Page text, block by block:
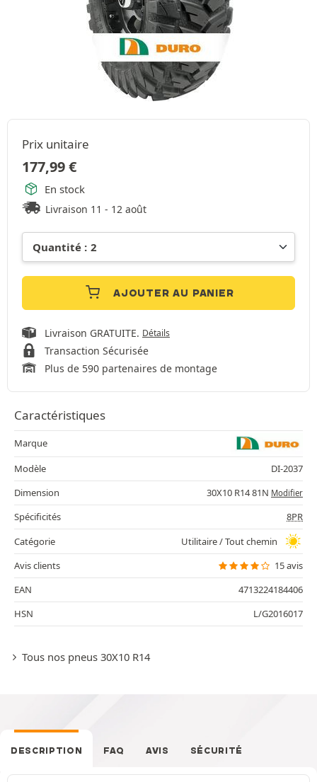
Prix unitaire
177,99€
En stock
Livraison 11 - 12 août
AJOUTER AU PANIER
Livraison GRATUITE. Détails
Transaction Sécurisée
Plus de 590 partenaires de montage
Caractéristiques
Marque
Modèle
DI-2037
Dimension
30X10 R14 81N Modifier
Spécificités
8PR
Catégorie
Utilitaire / Tout chemin
Avis clients
15 avis
EAN
4713224184406
HSN
L/G2016017
Tous nos pneus 30X10 R14
DESCRIPTION FAQ AVIS SÉCURITÉ